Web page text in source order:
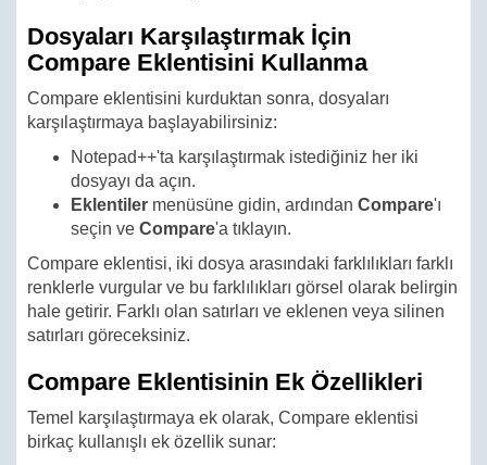
Dosyaları Karşılaştırmak İçin
Compare Eklentisini Kullanma
Compare eklentisini kurduktan sonra, dosyaları
karşılaştırmaya başlayabilirsiniz:
Notepad++'ta karşılaştırmak istediğiniz her iki
dosyayı da açın.
Eklentiler menüsüne gidin, ardından Compare'ı
seçin ve Compare'a tıklayın.
Compare eklentisi, iki dosya arasındaki farklılıkları farklı
renklerle vurgular ve bu farklılıkları görsel olarak belirgin
hale getirir. Farklı olan satırları ve eklenen veya silinen
satırları göreceksiniz.
Compare Eklentisinin Ek Özellikleri
Temel karşılaştırmaya ek olarak, Compare eklentisi
birkaç kullanışlı ek özellik sunar: